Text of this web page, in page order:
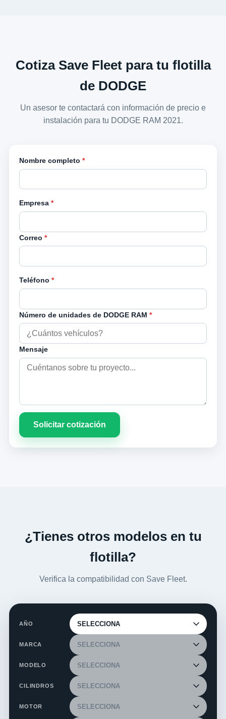
Cotiza Save Fleet para tu flotilla
de DODGE
Un asesor te contactará con información de precio e
instalación para tu DODGE RAM 2021.
Nombre completo *
Empresa *
Correo *
Teléfono *
Número de unidades de DODGE RAM *
Mensaje
Solicitar cotización
¿Tienes otros modelos en tu
flotilla?
Verifica la compatibilidad con Save Fleet.
AÑO
MARCA
MODELO
CILINDROS
MOTOR